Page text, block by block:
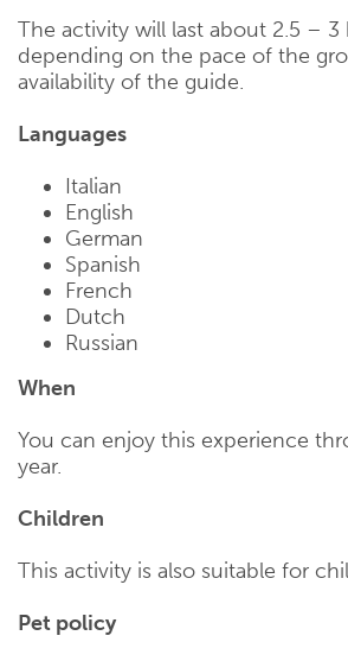
The activity will last about 2.5 – 3
depending on the pace of the
availability of the guide.
Languages
Italian
English
German
Spanish
French
Dutch
Russian
When
You can enjoy this experience
year.
Children
This activity is also suitable for
Pet policy